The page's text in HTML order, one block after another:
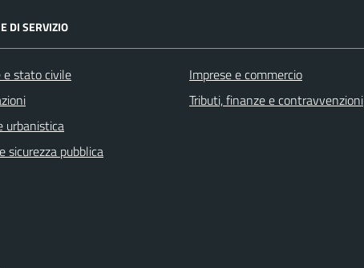
DI SERVIZIO
e stato civile
urbanistica
sicurezza pubblica
Imprese e commercio
Tributi, finanze e contravvenzioni